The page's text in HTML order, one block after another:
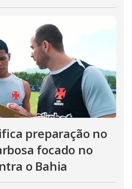
preparação no
focado no
o Bahia